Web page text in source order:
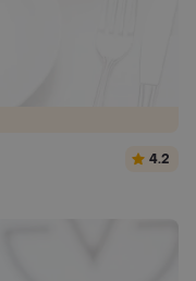
4.2